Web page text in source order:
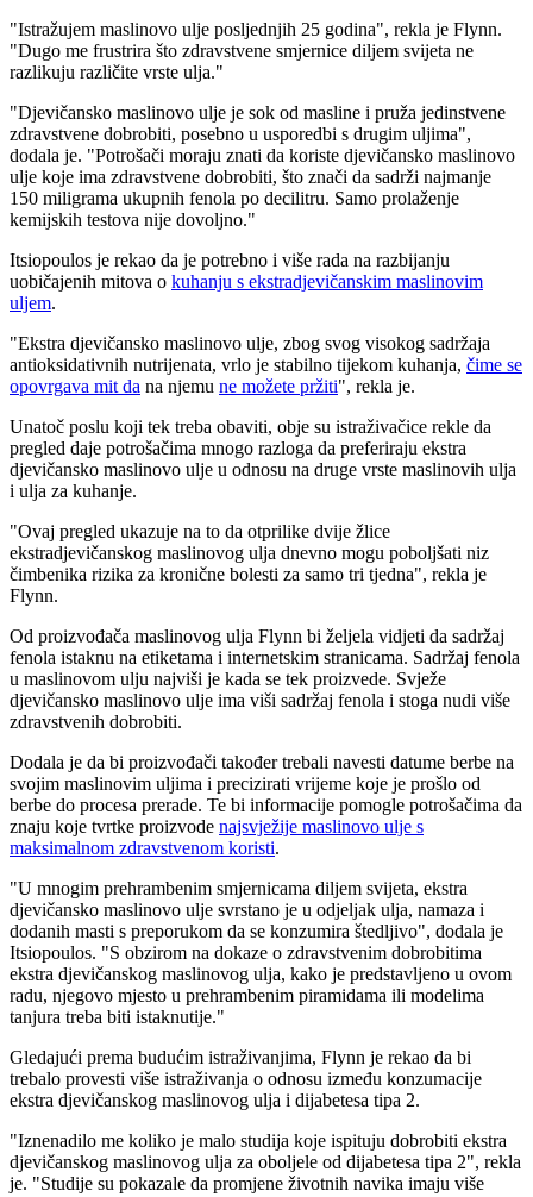
"Istražujem maslinovo ulje posljednjih 25 godina", rekla je Flynn.
"Dugo me frustrira što zdravstvene smjernice diljem svijeta ne
razlikuju različite vrste ulja."
"Djevičansko maslinovo ulje je sok od masline i pruža jedinstvene
zdravstvene dobrobiti, posebno u usporedbi s drugim uljima",
dodala je. "Potrošači moraju znati da koriste djevičansko maslinovo
ulje koje ima zdravstvene dobrobiti, što znači da sadrži najmanje
150 miligrama ukupnih fenola po decilitru. Samo prolaženje
kemijskih testova nije dovoljno."
Itsiopoulos je rekao da je potrebno i više rada na razbijanju
uobičajenih mitova o kuhanju s ekstradjevičanskim maslinovim
uljem.
"Ekstra djevičansko maslinovo ulje, zbog svog visokog sadržaja
antioksidativnih nutrijenata, vrlo je stabilno tijekom kuhanja, čime se
opovrgava mit da na njemu ne možete pržiti", rekla je.
Unatoč poslu koji tek treba obaviti, obje su istraživačice rekle da
pregled daje potrošačima mnogo razloga da preferiraju ekstra
djevičansko maslinovo ulje u odnosu na druge vrste maslinovih ulja
i ulja za kuhanje.
"Ovaj pregled ukazuje na to da otprilike dvije žlice
ekstradjevičanskog maslinovog ulja dnevno mogu poboljšati niz
čimbenika rizika za kronične bolesti za samo tri tjedna", rekla je
Flynn.
Od proizvođača maslinovog ulja Flynn bi željela vidjeti da sadržaj
fenola istaknu na etiketama i internetskim stranicama. Sadržaj fenola
u maslinovom ulju najviši je kada se tek proizvede. Svježe
djevičansko maslinovo ulje ima viši sadržaj fenola i stoga nudi više
zdravstvenih dobrobiti.
Dodala je da bi proizvođači također trebali navesti datume berbe na
svojim maslinovim uljima i precizirati vrijeme koje je prošlo od
berbe do procesa prerade. Te bi informacije pomogle potrošačima da
znaju koje tvrtke proizvode najsvježije maslinovo ulje s
maksimalnom zdravstvenom koristi.
"U mnogim prehrambenim smjernicama diljem svijeta, ekstra
djevičansko maslinovo ulje svrstano je u odjeljak ulja, namaza i
dodanih masti s preporukom da se konzumira štedljivo", dodala je
Itsiopoulos. "S obzirom na dokaze o zdravstvenim dobrobitima
ekstra djevičanskog maslinovog ulja, kako je predstavljeno u ovom
radu, njegovo mjesto u prehrambenim piramidama ili modelima
tanjura treba biti istaknutije."
Gledajući prema budućim istraživanjima, Flynn je rekao da bi
trebalo provesti više istraživanja o odnosu između konzumacije
ekstra djevičanskog maslinovog ulja i dijabetesa tipa 2.
"Iznenadilo me koliko je malo studija koje ispituju dobrobiti ekstra
djevičanskog maslinovog ulja za oboljele od dijabetesa tipa 2", rekla
je. "Studije su pokazale da promjene životnih navika imaju više